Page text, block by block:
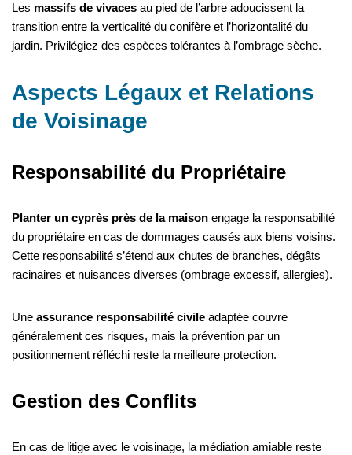
Les massifs de vivaces au pied de l’arbre adoucissent la
transition entre la verticalité du conifère et l’horizontalité du
jardin. Privilégiez des espèces tolérantes à l’ombrage sèche.
Aspects Légaux et Relations
de Voisinage
Responsabilité du Propriétaire
Planter un cyprès près de la maison engage la responsabilité
du propriétaire en cas de dommages causés aux biens voisins.
Cette responsabilité s’étend aux chutes de branches, dégâts
racinaires et nuisances diverses (ombrage excessif, allergies).
Une assurance responsabilité civile adaptée couvre
généralement ces risques, mais la prévention par un
positionnement réfléchi reste la meilleure protection.
Gestion des Conflits
En cas de litige avec le voisinage, la médiation amiable reste